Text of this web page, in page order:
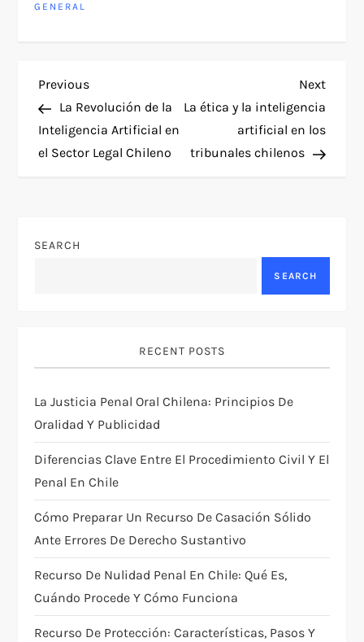
GENERAL
P
o
s
n
i
g
a
t
i
o
n
Previous
Post
Previous
La Revolución de la
Inteligencia Artificial en
el Sector Legal Chileno
Next
Post
Next
La ética y la inteligencia
artificial en los
tribunales chilenos
SEARCH
SEARCH
RECENT POSTS
La Justicia Penal Oral Chilena: Principios De
Oralidad Y Publicidad
Diferencias Clave Entre El Procedimiento Civil Y El
Penal En Chile
Cómo Preparar Un Recurso De Casación Sólido
Ante Errores De Derecho Sustantivo
Recurso De Nulidad Penal En Chile: Qué Es,
Cuándo Procede Y Cómo Funciona
Recurso De Protección: Características, Pasos Y